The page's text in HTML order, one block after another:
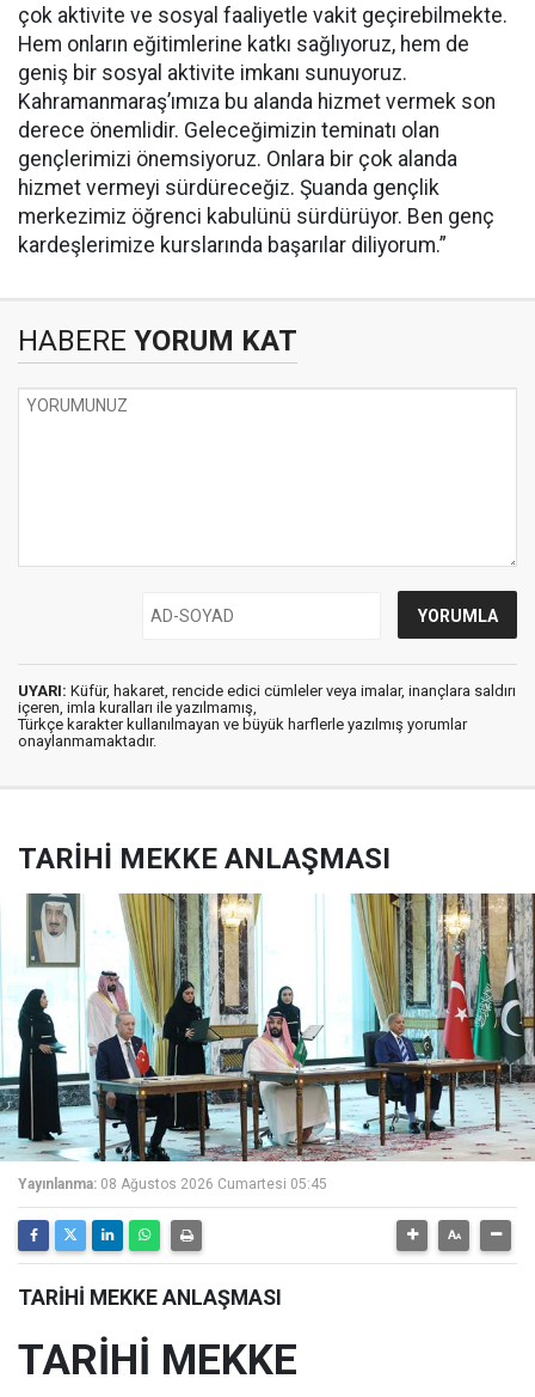
çok aktivite ve sosyal faaliyetle vakit geçirebilmekte.
Hem onların eğitimlerine katkı sağlıyoruz, hem de
geniş bir sosyal aktivite imkanı sunuyoruz.
Kahramanmaraş’ımıza bu alanda hizmet vermek son
derece önemlidir. Geleceğimizin teminatı olan
gençlerimizi önemsiyoruz. Onlara bir çok alanda
hizmet vermeyi sürdüreceğiz. Şuanda gençlik
merkezimiz öğrenci kabulünü sürdürüyor. Ben genç
kardeşlerimize kurslarında başarılar diliyorum.”
HABERE YORUM KAT
UYARI: Küfür, hakaret, rencide edici cümleler veya imalar, inançlara saldırı
içeren, imla kuralları ile yazılmamış,
Türkçe karakter kullanılmayan ve büyük harflerle yazılmış yorumlar
onaylanmamaktadır.
TARİHİ MEKKE ANLAŞMASI
Yayınlanma: 08 Ağustos 2026 Cumartesi 05:45
TARİHİ MEKKE ANLAŞMASI
TARİHİ MEKKE